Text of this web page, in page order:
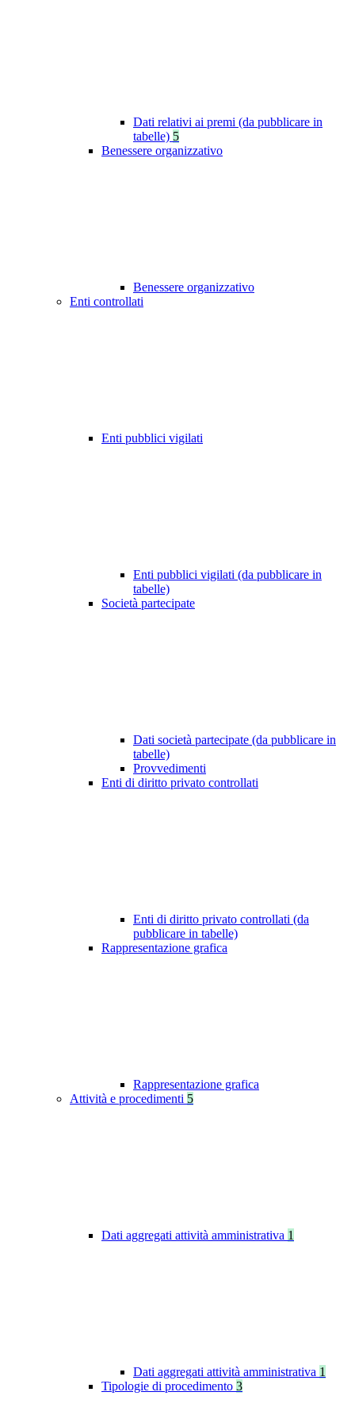
Dati relativi ai premi (da pubblicare in
tabelle) 5
Benessere organizzativo
Benessere organizzativo
Enti controllati
Enti pubblici vigilati
Enti pubblici vigilati (da pubblicare in
tabelle)
Società partecipate
Dati società partecipate (da pubblicare in
tabelle)
Provvedimenti
Enti di diritto privato controllati
Enti di diritto privato controllati (da
pubblicare in tabelle)
Rappresentazione grafica
Rappresentazione grafica
Attività e procedimenti 5
Dati aggregati attività amministrativa 1
Dati aggregati attività amministrativa 1
Tipologie di procedimento 3